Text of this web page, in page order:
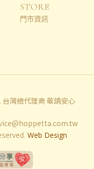
STORE
門市資訊
灣總代理商 敬請安心
Web Design